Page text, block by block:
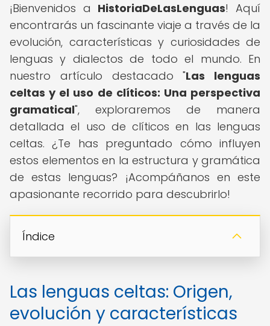
¡Bienvenidos a HistoriaDeLasLenguas! Aquí
encontrarás un fascinante viaje a través de la
evolución, características y curiosidades de
lenguas y dialectos de todo el mundo. En
nuestro artículo destacado "Las lenguas
celtas y el uso de clíticos: Una perspectiva
gramatical", exploraremos de manera
detallada el uso de clíticos en las lenguas
celtas. ¿Te has preguntado cómo influyen
estos elementos en la estructura y gramática
de estas lenguas? ¡Acompáñanos en este
apasionante recorrido para descubrirlo!
Índice
Las lenguas celtas: Origen,
evolución y características